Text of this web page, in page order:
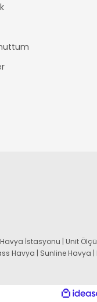
İstasyonu | Unit
Havya | Sunline Havya |